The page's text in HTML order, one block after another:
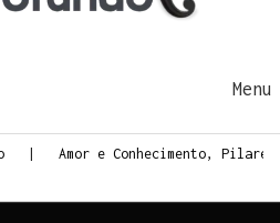
Amor e Conhecimento,